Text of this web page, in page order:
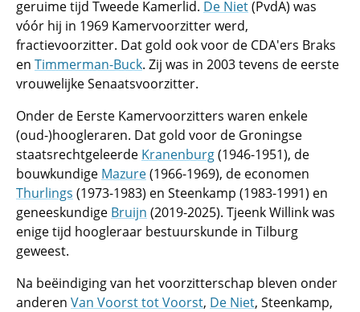
geruime tijd Tweede Kamerlid. De Niet(PvdA) was
vóór hij in 1969 Kamervoorzitter werd,
fractievoorzitter. Dat gold ook voor de CDA'ers Braks
en Timmerman-Buck. Zij was in 2003 tevens de eerste
vrouwelijke Senaatsvoorzitter.
Onder de Eerste Kamervoorzitters waren enkele
(oud-)hoogleraren. Dat gold voor de Groningse
staatsrechtgeleerde Kranenburg(1946-1951), de
bouwkundige Mazure(1966-1969), de economen
Thurlings (1973-1983) en Steenkamp (1983-1991) en
geneeskundige Bruijn (2019-2025). Tjeenk Willink was
enige tijd hoogleraar bestuurskunde in Tilburg
geweest.
Na beëindiging van het voorzitterschap bleven onder
anderen Van Voorst tot Voorst, De Niet, Steenkamp,